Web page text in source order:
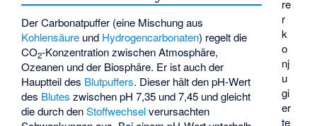
re
r
k
o
nj
u
gi
er
te
Der Carbonatpuffer (eine Mischung aus
Kohlensäure und Hydrogencarbonaten) regelt die
CO2-Konzentration zwischen Atmosphäre,
Ozeanen und der Biosphäre. Er ist auch der
Hauptteil des Blutpuffers. Dieser hält den pH-Wert
des Blutes zwischen pH 7,35 und 7,45 und gleicht
die durch denStoffwechselverursachten